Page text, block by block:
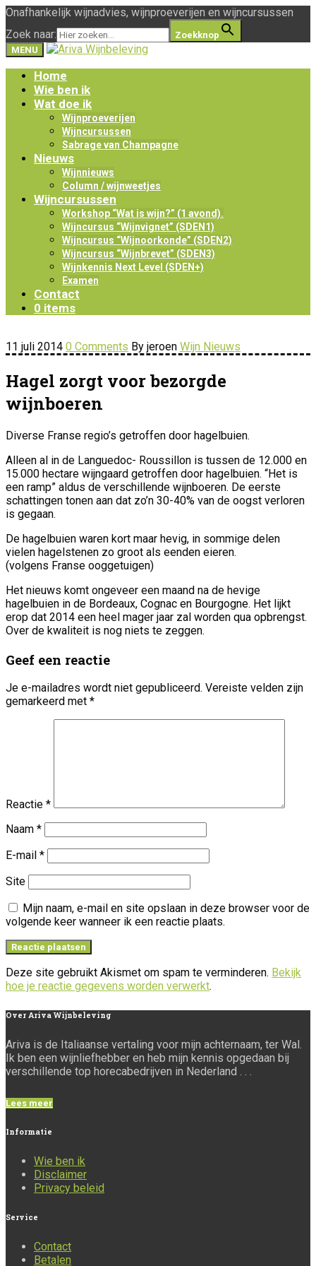
Onafhankelijk wijnadvies, wijnproeverijen en wijncursussen
Zoek naar:
Zoekknop
MENU
Home
Wie ben ik
Wat doe ik
Wijnproeverijen
Wijncursussen
Sabrage van Champagne
Nieuws
Wijnnieuws
Column / wijnweetjes
Wijncursussen
Workshop “Wat is wijn?” (1 avond).
Wijncursus “Wijnvignet” (SDEN1)
Wijncursus “Wijnoorkonde” (SDEN2)
Wijncursus “Wijnbrevet” (SDEN3)
Wijnkennis Next Level (SDEN+)
Examen
Contact
0 items
11 juli 2014 0 Comments By jeroen Wijn Nieuws
Hagel zorgt voor bezorgde
wijnboeren
Diverse Franse regio’s getroffen door hagelbuien.
Alleen al in de Languedoc- Roussillon is tussen de 12.000 en
15.000 hectare wijngaard getroffen door hagelbuien. “Het is
een ramp” aldus de verschillende wijnboeren. De eerste
schattingen tonen aan dat zo’n 30-40% van de oogst verloren
is gegaan.
De hagelbuien waren kort maar hevig, in sommige delen
vielen hagelstenen zo groot als eenden eieren.
(volgens Franse ooggetuigen)
Het nieuws komt ongeveer een maand na de hevige
hagelbuien in de Bordeaux, Cognac en Bourgogne. Het lijkt
erop dat 2014 een heel mager jaar zal worden qua opbrengst.
Over de kwaliteit is nog niets te zeggen.
Geef een reactie
Je e-mailadres wordt niet gepubliceerd. Vereiste velden zijn
gemarkeerd met *
Reactie *
Naam *
E-mail *
Site
Mijn naam, e-mail en site opslaan in deze browser voor de
volgende keer wanneer ik een reactie plaats.
Deze site gebruikt Akismet om spam te verminderen. Bekijk
hoe je reactie gegevens worden verwerkt.
Over Ariva Wijnbeleving
Ariva is de Italiaanse vertaling voor mijn achternaam, ter Wal.
Ik ben een wijnliefhebber en heb mijn kennis opgedaan bij
verschillende top horecabedrijven in Nederland . . .
Lees meer
Informatie
Wie ben ik
Disclaimer
Privacy beleid
Service
Contact
Betalen